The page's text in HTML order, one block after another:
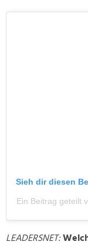
Sieh dir diesen
Ein Beitrag geteilt
LEADERSNET: